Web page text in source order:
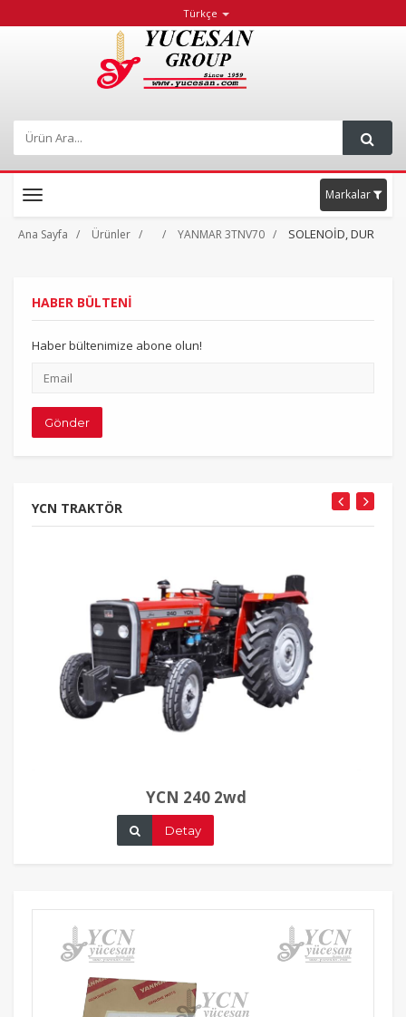
Türkçe
Toggle
Markalar
Ana Sayfa Ürünler YANMAR 3TNV70 SOLENOİD, DUR
HABER BÜLTENİ
Haber bültenimize abone olun!
adresiniz
Gönder
YCN TRAKTÖR
YCN 240 2wd
Detay